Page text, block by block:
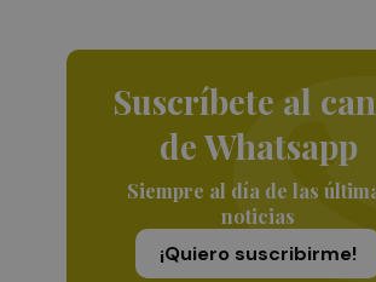
Suscríbete al
de Whatsapp
Siempre al día de las
noticias
¡Quiero suscribirme!